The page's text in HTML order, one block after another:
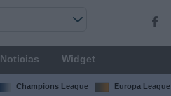
Noticias Widget
Champions League Europa League